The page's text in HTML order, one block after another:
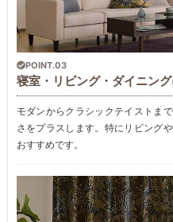
POINT.03
寝室・リビング・ダイニン
モダンからクラシックテイストま
さをプラスします。特にリビング
おすすめです。